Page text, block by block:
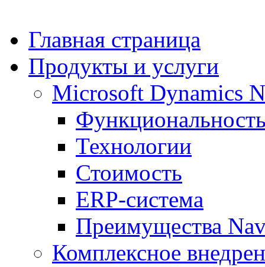
Главная страница
Продукты и услуги
Microsoft Dynamics
Технологии
Стоимость
ERP-система
Преимущества
Комплексное